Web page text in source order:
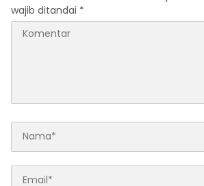
wajib ditandai *